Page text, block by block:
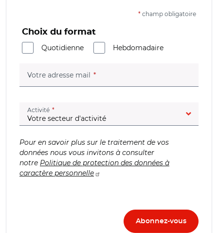
* champ obligatoire
Choix du format
Quotidienne
Hebdomadaire
Votre adresse mail (champ obligatoire)
Activité (champ obligatoire)
Pour en savoir plus sur le traitement de vos
données nous vous invitons à consulter
notre Politique de protection des données à
caractère personnelle